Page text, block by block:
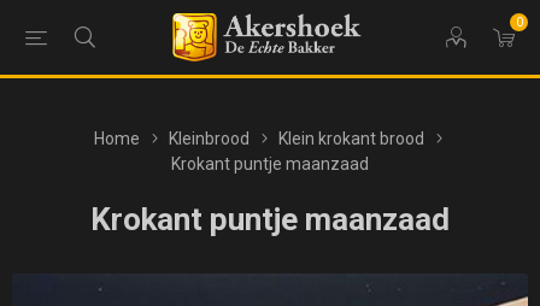
0
Home Kleinbrood
Klein krokant brood
Krokant puntje maanzaad
Krokant puntje maanzaad